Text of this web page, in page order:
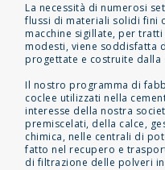
La necessità di numerosi
flussi di materiali solidi fini
macchine sigillate, per
modesti, viene soddisfatta
progettate e costruite dalla
Il nostro programma di
coclee utilizzati nella
interesse della nostra
premiscelati, della calce,
chimica, nelle centrali di
fatto nel recupero e
di filtrazione delle polveri